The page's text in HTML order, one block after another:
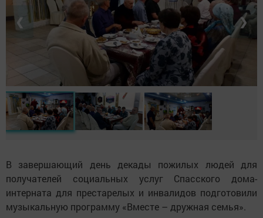
❮ ❯
В завершающий день декады пожилых людей для
получателей социальных услуг Спасского дома-
интерната для престарелых и инвалидов подготовили
музыкальную программу «Вместе – дружная семья».